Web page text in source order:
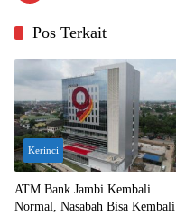
Pos Terkait
Kerinci
ATM Bank Jambi Kembali
Normal, Nasabah Bisa Kembali